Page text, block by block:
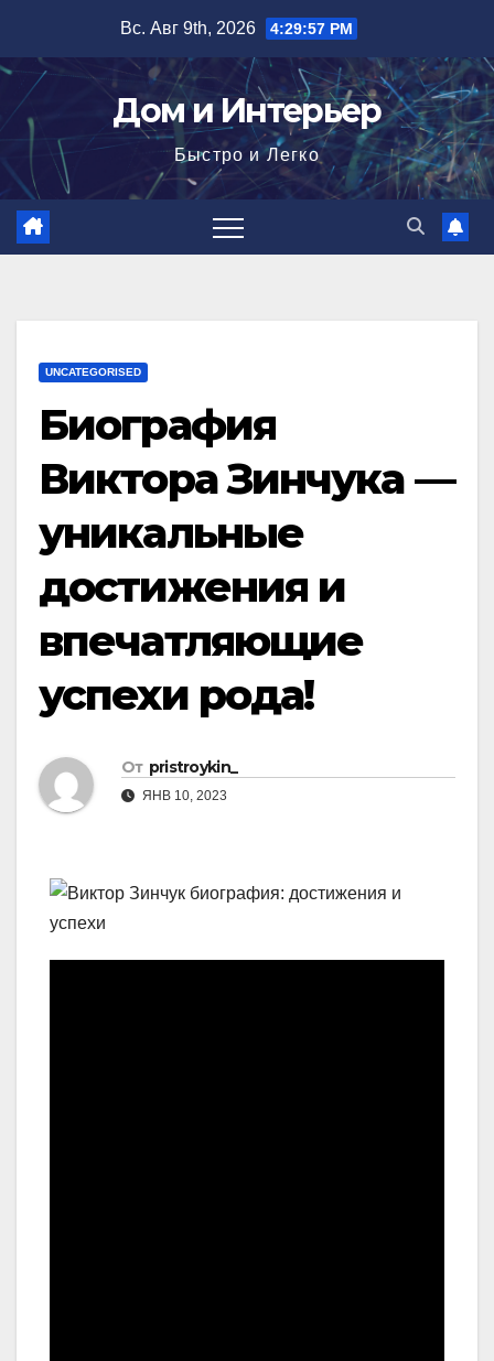
содержимому
Вс. Авг 9th, 2026 4:29:58 PM
Дом и Интерьер
Быстро и Легко
UNCATEGORISED
Биография
Виктора Зинчука —
уникальные
достижения и
впечатляющие
успехи рода!
От pristroykin_
ЯНВ 10, 2023